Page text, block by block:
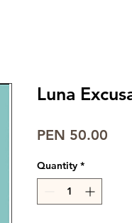
Luna
PEN 50.00
Quantity *